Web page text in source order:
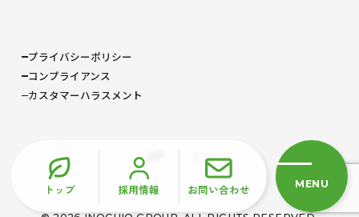
トップ 採用情報 お問い合わせ MENU
EN
プライバシーポリシー
コンプライアンス
カスタマーハラスメント